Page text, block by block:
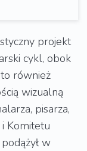
projekt
cykl, obok
również
wizualną
pisarza,
i Komitetu
w